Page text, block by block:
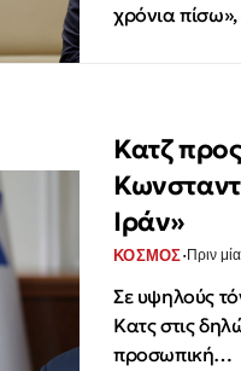
χρόνια
Κατζ
Ιράν»
ΚΟΣΜΟΣ· Πριν
Σε υψηλούς
Κατς στις
προσωπική…